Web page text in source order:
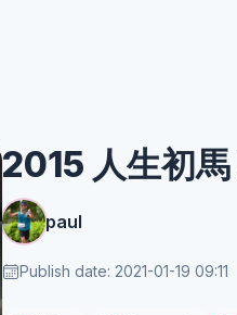
2015 人生初
paul
Publish date: 2021-01-19 09:11